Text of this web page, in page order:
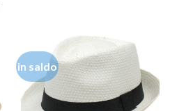
in saldo